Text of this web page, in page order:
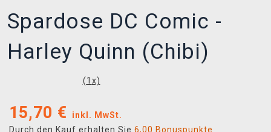
Spardose DC Comic -
Harley Quinn (Chibi)
(1 x)
15,70 €
inkl. MwSt.
Durch den Kauf erhalten Sie 6,00 Bonuspunkte